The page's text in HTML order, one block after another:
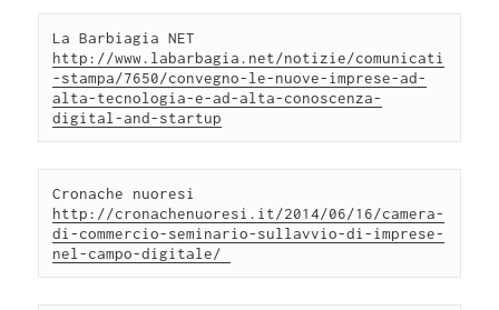
http://www.labarbagia.net/notizie/comunicati
-stampa/7650/convegno-le-nuove-imprese-ad-
alta-tecnologia-e-ad-alta-conoscenza-
digital-and-startup
http://cronachenuoresi.it/2014/06/16/camera-
di-commercio-seminario-sullavvio-di-imprese-
nel-campo-digitale/